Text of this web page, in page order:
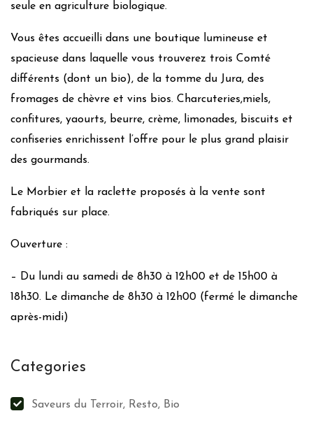
seule en agriculture biologique.
Vous êtes accueilli dans une boutique lumineuse et
spacieuse dans laquelle vous trouverez trois Comté
différents (dont un bio), de la tomme du Jura, des
fromages de chèvre et vins bios. Charcuteries,miels,
confitures, yaourts, beurre, crème, limonades, biscuits et
confiseries enrichissent l’offre pour le plus grand plaisir
des gourmands.
Le Morbier et la raclette proposés à la vente sont
fabriqués sur place.
Ouverture :
– Du lundi au samedi de 8h30 à 12h00 et de 15h00 à
18h30. Le dimanche de 8h30 à 12h00 (fermé le dimanche
après-midi)
Categories
Saveurs du Terroir, Resto, Bio